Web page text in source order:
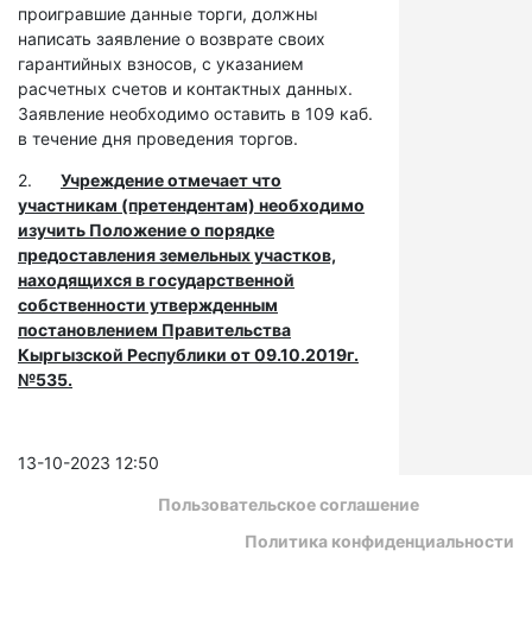
проигравшие данные торги, должны
написать заявление о возврате своих
гарантийных взносов, с указанием
расчетных счетов и контактных данных.
Заявление необходимо оставить в 109 каб.
в течение дня проведения торгов.
2. Учреждение отмечает что
участникам (претендентам) необходимо
изучить Положение о порядке
предоставления земельных участков,
находящихся в государственной
собственности утвержденным
постановлением Правительства
Кыргызской Республики от 09.10.2019г.
№535.
13-10-2023 12:50
Пользовательское соглашение
Политика конфиденциальности